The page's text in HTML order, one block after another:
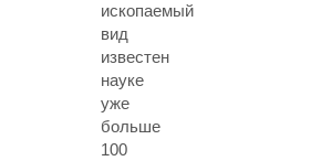
ископаемый
вид
известен
науке
уже
больше
100